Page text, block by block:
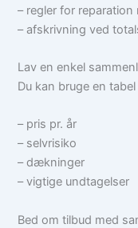
– regler for
– afskrivning ved
Lav en enkel
Du kan bruge en
– pris pr. år
– selvrisiko
– dækninger
– vigtige undtagelser
Bed om tilbud med